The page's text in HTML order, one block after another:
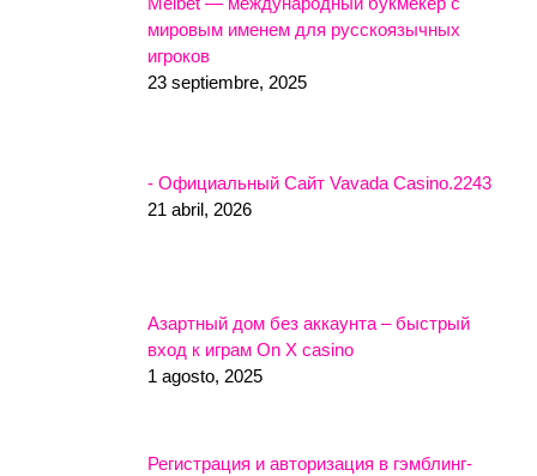
мировым именем для русскоязычных
игроков
23 septiembre, 2025
- Официальный Сайт Vavada Casino.2243
21 abril, 2026
Азартный дом без аккаунта – быстрый
вход к играм On X casino
1 agosto, 2025
Регистрация и авторизация в гэмблинг-